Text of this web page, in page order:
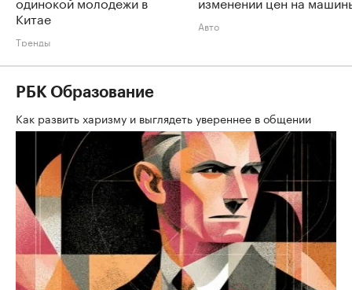
Китае
Тренды
Авто
РБК Образование
Как развить харизму и выглядеть увереннее в общении